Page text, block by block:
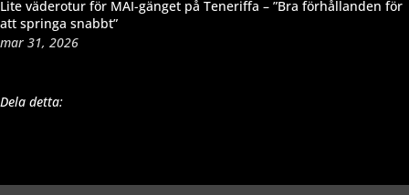
Lite väderotur för MAI-gänget på Teneriffa – ”Bra förhållanden för
att springa snabbt”
mar 31, 2026
Dela detta: